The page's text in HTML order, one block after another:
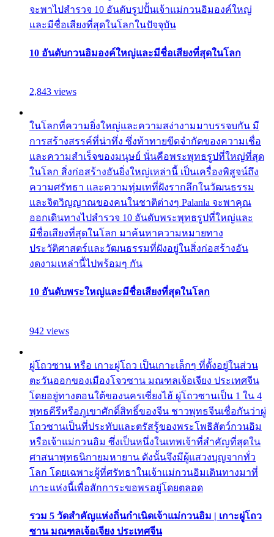
จะพาไปสำรวจ 10 อันดับรูปปั้นเจ้าแม่กวนอิมองค์ใหญ่
และมีชื่อเสียงที่สุดในโลกในปัจจุบัน
10 อันดับกวนอิมองค์ใหญ่และมีชื่อเสียงที่สุดในโลก
2,843 views
ในโลกที่ความยิ่งใหญ่และความสง่างามมาบรรจบกัน มี
การสร้างสรรค์ที่น่าทึ่ง ซึ่งท้าทายขีดจำกัดของความเชื่อ
และความสำเร็จของมนุษย์ นั่นคือพระพุทธรูปที่ใหญ่ที่สุด
ในโลก สิ่งก่อสร้างอันยิ่งใหญ่เหล่านี้ เป็นเครื่องพิสูจน์ถึง
ความศรัทธา และความทุ่มเทที่ฝังรากลึกในวัฒนธรรม
และจิตวิญญาณของคนในชาติต่างๆ Palanla จะพาคุณ
ออกเดินทางไปสำรวจ 10 อันดับพระพุทธรูปที่ใหญ่และ
มีชื่อเสียงที่สุดในโลก มาค้นหาความหมายทาง
ประวัติศาสตร์และวัฒนธรรมที่ฝังอยู่ในสิ่งก่อสร้างอัน
งดงามเหล่านี้ไปพร้อมๆ กัน
10 อันดับพระใหญ่และมีชื่อเสียงที่สุดในโลก
942 views
ผู่โถวซาน หรือ เกาะผู่โถว เป็นเกาะเล็กๆ ที่ตั้งอยู่ในส่วน
ตะวันออกของเมืองโจวซาน มณฑลเจ้อเจียง ประเทศจีน
โดยอยู่ทางตอนใต้ของนครเซี่ยงไฮ้ ผู่โถวซานเป็น 1 ใน 4
พุทธคีรีหรือภูเขาศักดิ์สิทธิ์ของจีน ชาวพุทธจีนเชื่อกันว่าผู่
โถวซานเป็นที่ประทับและตรัสรู้ของพระโพธิสัตว์กวนอิม
หรือเจ้าแม่กวนอิม ซึ่งเป็นหนึ่งในเทพเจ้าที่สำคัญที่สุดใน
ศาสนาพุทธนิกายมหายาน ดังนั้นจึงมีผู้แสวงบุญจากทั่ว
โลก โดยเฉพาะผู้ที่ศรัทธาในเจ้าแม่กวนอิมเดินทางมาที่
เกาะแห่งนี้เพื่อสักการะขอพรอยู่โดยตลอด
รวม 5 วัดสำคัญแห่งถิ่นกำเนิดเจ้าแม่กวนอิม | เกาะผู่โถว
ซาน มณฑลเจ้อเจียง ประเทศจีน